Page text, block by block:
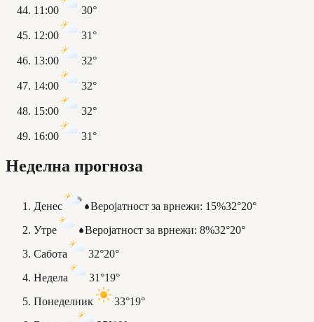
11:00 30°
12:00 31°
13:00 32°
14:00 32°
15:00 32°
16:00 31°
Неделна прогноза
Денес Веројатност за врнежи: 15%32°20°
Утре
Веројатност за врнежи: 8%32°20°
Сабота
32°20°
Недела
31°19°
Понеделник
33°19°